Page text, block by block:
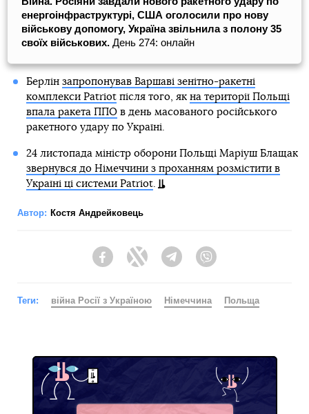
енергоінфраструктурі, США оголосили про нову
військову допомогу, Україна звільнила з полону 35
своїх військових. День 274: онлайн
Берлін запропонував Варшаві зенітно-ракетні
комплекси Patriotпісля того, як на території Польщі
впала ракета ППОв день масованого російського
ракетного удару по Україні.
24 листопада міністр оборони Польщі Маріуш Блащак
звернувся до Німеччини з проханням розмістити в
Україні ці системи Patriot.
Автор: Костя Андрейковець
FacebookTwitter Telegram
Теги: війна Росії з Україною Німеччина Польща